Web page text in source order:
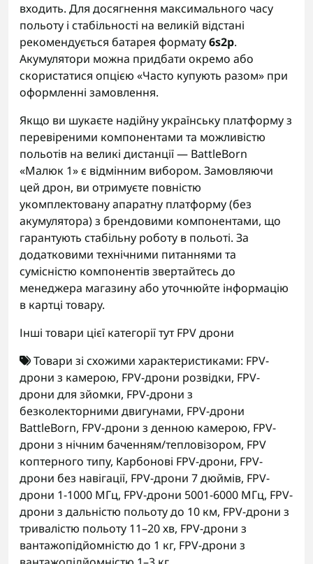
входить. Для досягнення максимального часу
польоту і стабільності на великій відстані
рекомендується батарея формату6s2p.
Акумулятори можна придбати окремо або
скористатися опцією «Часто купують разом» при
оформленні замовлення.
Якщо ви шукаєте надійну українську платформу з
перевіреними компонентами та можливістю
польотів на великі дистанції — BattleBorn
«Малюк 1» є відмінним вибором. Замовляючи
цей дрон, ви отримуєте повністю
укомплектовану апаратну платформу (без
акумулятора) з брендовими компонентами, що
гарантують стабільну роботу в польоті. За
додатковими технічними питаннями та
сумісністю компонентів звертайтесь до
менеджера магазину або уточнюйте інформацію
в картці товару.
Інші товари цієї категорії тутFPV дрони
Товари зі схожими характеристиками: FPV-
дрони з камерою, FPV-дрони розвідки, FPV-
дрони для зйомки, FPV-дрони з
безколекторними двигунами, FPV-дрони
BattleBorn, FPV-дрони з денною камерою, FPV-
дрони з нічним баченням/тепловізором, FPV
коптерного типу, Карбонові FPV-дрони, FPV-
дрони без навігації, FPV-дрони 7 дюймів, FPV-
дрони 1-1000 МГц, FPV-дрони 5001-6000 МГц, FPV-
дрони з дальністю польоту до 10 км, FPV-дрони з
тривалістю польоту 11–20 хв, FPV-дрони з
вантажопідйомністю до 1 кг, FPV-дрони з